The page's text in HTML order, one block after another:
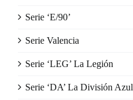
Serie ‘E/90’
Serie Valencia
Serie ‘LEG’ La Legión
Serie ‘DA’ La División Azul